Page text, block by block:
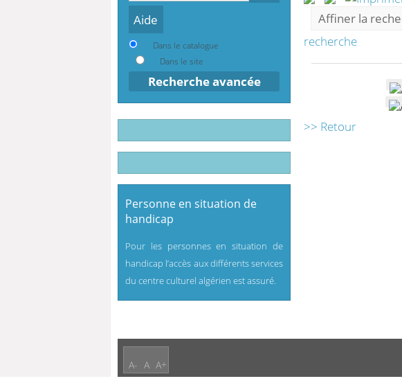
Affiner la
recherche
>> Retour
Dans le catalogue
Dans le site
Recherche avancée
Personne en situation de
handicap
Pour les personnes en situation de
handicap l’accès aux différents services
du centre culturel algérien est assuré.
A- A A+